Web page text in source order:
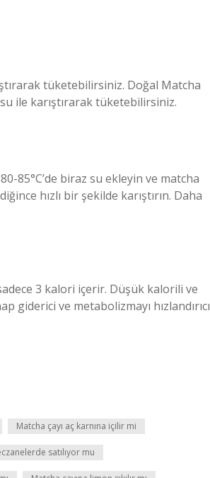
tüketebilirsiniz. Doğal Matcha
ile karıştırarak tüketebilirsiniz.
85°C’de biraz su ekleyin ve matcha
hızlı bir şekilde karıştırın. Daha
3 kalori içerir. Düşük kalorili ve
giderici ve metabolizmayı hızlandırıcı
Matcha çayı aç karnına içilir mi
satılıyor mu